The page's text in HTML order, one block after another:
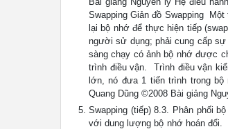
Swapping Giản đồ Swapping 
lại bộ nhớ để thực hiện tiếp
người sử dụng; phải cung cấp sự
sàng chạy có ảnh bộ nhớ được
trình điều vận.  Trình điều vận
lớn, nó đưa 1 tiến trình trong bộ
Quang Dũng ©2008 Bài giảng
Swapping (tiếp) 8.3. Phân phối
với dung lượng bộ nhớ hoán đổi.